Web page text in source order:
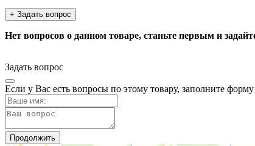
+ Задать вопрос
Нет вопросов о данном товаре, станьте первым и
Задать вопрос
Если у Вас есть вопросы по этому товару, заполните
Продолжить